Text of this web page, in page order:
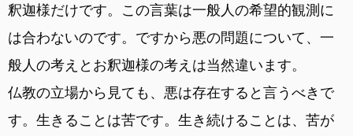
釈迦様だけです。この言葉は一般人の希望的観測に
は合わないのです。ですから悪の問題について、一
般人の考えとお釈迦様の考えは当然違います。
仏教の立場から見ても、悪は存在すると言うべきで
す。生きることは苦です。生き続けることは、苦が